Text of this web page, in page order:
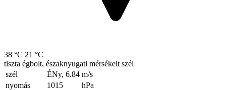
38 °C 21 °C
tiszta égbolt, északnyugati mérsékelt szél
szél
ÉNy, 6.84 m/s
nyomás
1015
hPa